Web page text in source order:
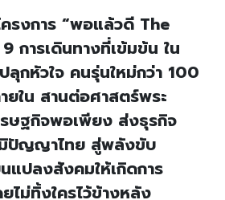
รงการ “พอแล้วดี The
การเดินทางที่เข้มข้น ใน
กหัวใจ คนรุ่นใหม่กว่า 100
ยใน สานต่อศาสตร์พระ
ษฐกิจพอเพียง ส่งธุรกิจ
ปัญญาไทย สู่พลังขับ
แปลงสังคมให้เกิดการ
ม่ทิ้งใครไว้ข้างหลัง